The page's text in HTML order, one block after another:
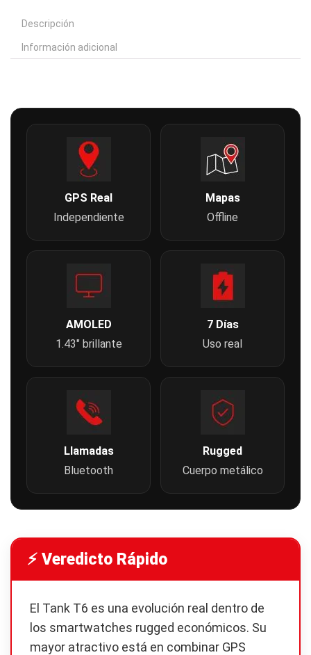
Descripción
Información adicional
GPS Real
Independiente
Mapas
Offline
AMOLED
1.43″ brillante
7 Días
Uso real
Llamadas
Bluetooth
Rugged
Cuerpo metálico
⚡ Veredicto Rápido
El Tank T6 es una evolución real dentro de
los smartwatches rugged económicos. Su
mayor atractivo está en combinar GPS